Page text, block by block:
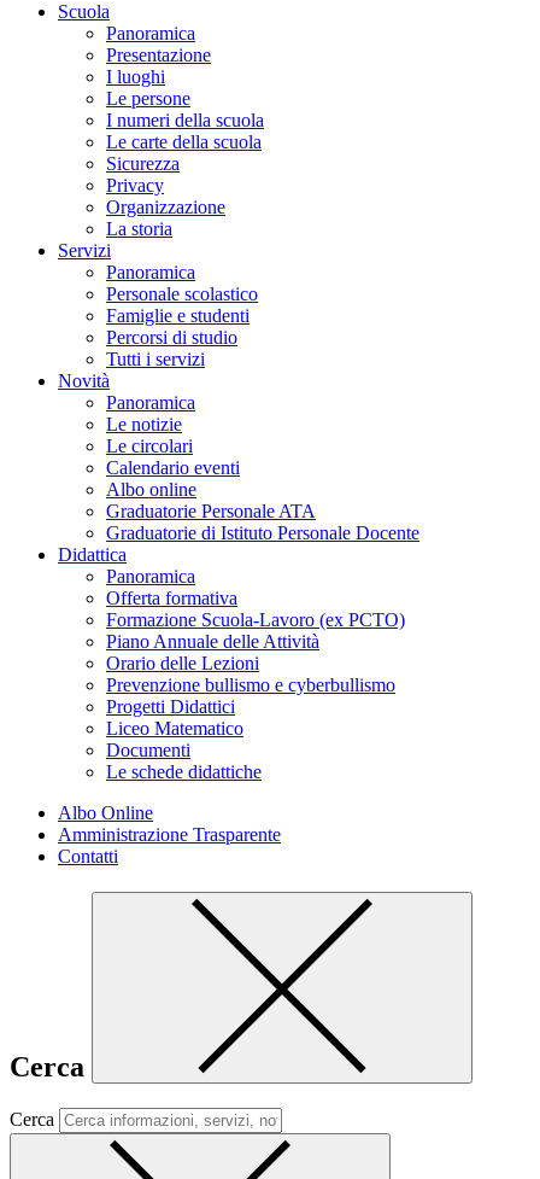
Scuola
Panoramica
Presentazione
I luoghi
Le persone
I numeri della scuola
Le carte della scuola
Sicurezza
Privacy
Organizzazione
La storia
Servizi
Panoramica
Personale scolastico
Famiglie e studenti
Percorsi di studio
Tutti i servizi
Novità
Panoramica
Le notizie
Le circolari
Calendario eventi
Albo online
Graduatorie Personale ATA
Graduatorie di Istituto Personale Docente
Didattica
Panoramica
Offerta formativa
Formazione Scuola-Lavoro (ex PCTO)
Piano Annuale delle Attività
Orario delle Lezioni
Prevenzione bullismo e cyberbullismo
Progetti Didattici
Liceo Matematico
Documenti
Le schede didattiche
Albo Online
Amministrazione Trasparente
Contatti
Cerca
Cerca